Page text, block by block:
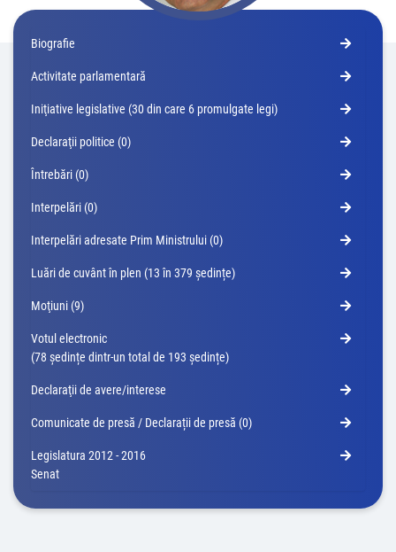
Biografie
Activitate parlamentară
Iniţiative legislative (30 din care 6 promulgate legi)
Declaraţii politice (0)
Întrebări (0)
Interpelări (0)
Interpelări adresate Prim Ministrului (0)
Luări de cuvânt în plen (13 în 379 ședințe)
Moţiuni (9)
Votul electronic
(78 ședințe dintr-un total de 193 ședințe)
Declaraţii de avere/interese
Comunicate de presă / Declarații de presă (0)
Legislatura 2012 - 2016
Senat